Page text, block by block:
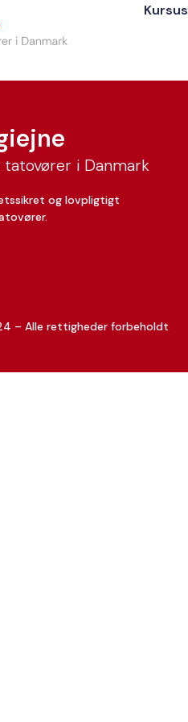
Kursus
i Danmark
og lovpligtigt
– Alle rettigheder forbeholdt